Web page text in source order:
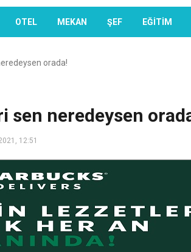
OTEL MEKAN ŞEF EĞİTİM
orada!
sen neredeysen
12:51